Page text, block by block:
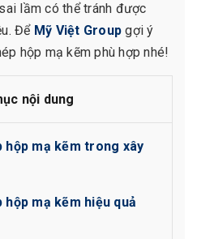
lầm có thể tránh được
Để Mỹ Việt Group gợi ý
hộp mạ kẽm phù hợp nhé!
nội dung
hộp mạ kẽm trong xây
mạ kẽm hiệu quả